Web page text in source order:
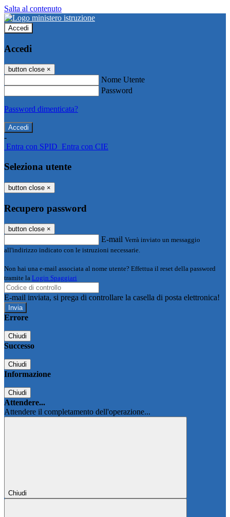
Salta al contenuto
Accedi
Accedi
button close ×
Nome Utente
Password
Password dimenticata?
-
Entra con SPID Entra con CIE
Seleziona utente
button close ×
Recupero password
button close ×
E-mail Verrà inviato un messaggio
all'indirizzo indicato con le istruzioni necessarie.
Non hai una e-mail associata al nome utente? Effettua il reset della password
tramite la Login Spaggiari
E-mail inviata, si prega di controllare la casella di posta elettronica!
Errore
Chiudi
Successo
Chiudi
Informazione
Chiudi
Attendere...
Attendere il completamento dell'operazione...
Chiudi